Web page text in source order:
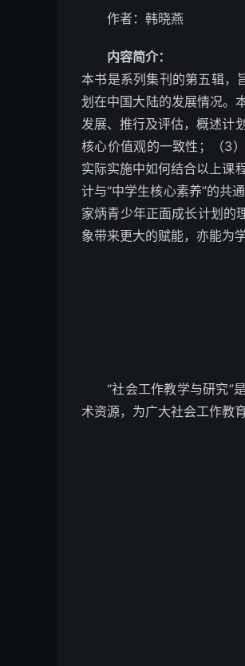
作者：韩晓燕
内容简介：
本书是系列集刊的第五辑，
划在中国大陆的发展情况。
发展、推行及评估，概述计
核心价值观的一致性；（3
实际实施中如何结合以上课
计与“中学生核心素养”的共
家炳青少年正面成长计划的
象带来更大的赋能，亦能为
“社会工作教学与研究”
术资源，为广大社会工作教